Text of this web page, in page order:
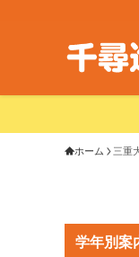
ホーム 三重
学年別案